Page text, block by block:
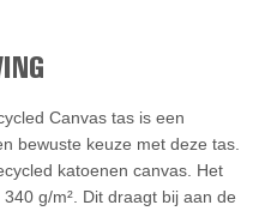
Canvas tas is een
bewuste keuze met deze tas.
katoenen canvas. Het
g/m². Dit draagt bij aan de